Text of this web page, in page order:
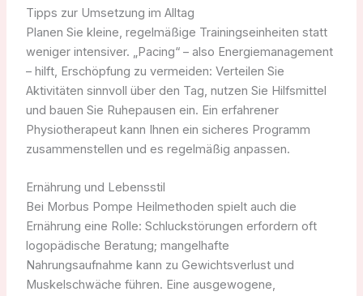
Tipps zur Umsetzung im Alltag
Planen Sie kleine, regelmäßige Trainingseinheiten statt
weniger intensiver. „Pacing“ – also Energiemanagement
– hilft, Erschöpfung zu vermeiden: Verteilen Sie
Aktivitäten sinnvoll über den Tag, nutzen Sie Hilfsmittel
und bauen Sie Ruhepausen ein. Ein erfahrener
Physiotherapeut kann Ihnen ein sicheres Programm
zusammenstellen und es regelmäßig anpassen.
Ernährung und Lebensstil
Bei Morbus Pompe Heilmethoden spielt auch die
Ernährung eine Rolle: Schluckstörungen erfordern oft
logopädische Beratung; mangelhafte
Nahrungsaufnahme kann zu Gewichtsverlust und
Muskelschwäche führen. Eine ausgewogene,